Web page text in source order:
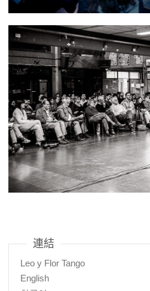
連結
Leo y Flor Tango
English